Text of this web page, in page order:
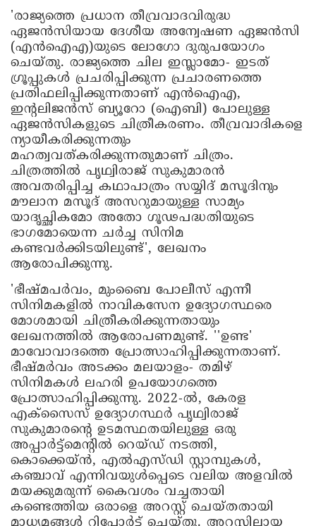
'രാജ്യത്തെ പ്രധാന തീവ്രവാദവിരുദ്ധ
ഏജന്‍സിയായ ദേശീയ അന്വേഷണ ഏജന്‍സി
(എന്‍ഐഎ)യുടെ ലോഗോ ദുരുപയോഗം
ചെയ്തു. രാജ്യത്തെ ചില ഇസ്ലാമോ- ഇടത്
ഗ്രൂപ്പുകള്‍ പ്രചരിപ്പിക്കുന്ന പ്രചാരണത്തെ
പ്രതിഫലിപ്പിക്കുന്നതാണ് എന്‍ഐഎ,
ഇന്റലിജന്‍സ് ബ്യൂറോ (ഐബി) പോലുള്ള
ഏജന്‍സികളുടെ ചിത്രീകരണം. തീവ്രവാദികളെ
ന്യായീകരിക്കുന്നതും
മഹത്വവത്കരിക്കുന്നതുമാണ് ചിത്രം.
ചിത്രത്തില്‍ പൃഥ്വിരാജ് സുകുമാരന്‍
അവതരിപ്പിച്ച കഥാപാത്രം സയ്യിദ് മസൂദിനും
മൗലാന മസൂദ് അസറുമായുള്ള സാമ്യം
യാദൃച്ഛികമോ അതോ ഗൂഢപദ്ധതിയുടെ
ഭാഗമോയെന്ന ചര്‍ച്ച സിനിമ
കണ്ടവര്‍ക്കിടയിലുണ്ട്', ലേഖനം
ആരോപിക്കുന്നു.
'ഭീഷ്മപര്‍വം, മുംബൈ പോലീസ് എന്നീ
സിനിമകളില്‍ നാവികസേന ഉദ്യോഗസ്ഥരെ
മോശമായി ചിത്രീകരിക്കുന്നതായും
ലേഖനത്തില്‍ ആരോപണമുണ്ട്. ''ഉണ്ട'
മാവോവാദത്തെ പ്രോത്സാഹിപ്പിക്കുന്നതാണ്.
ഭീഷ്മര്‍വം അടക്കം മലയാളം- തമിഴ്
സിനിമകള്‍ ലഹരി ഉപയോഗത്തെ
പ്രോത്സാഹിപ്പിക്കുന്നു. 2022-ല്‍, കേരള
എക്‌സൈസ് ഉദ്യോഗസ്ഥര്‍ പൃഥ്വിരാജ്
സുകുമാരന്റെ ഉടമസ്ഥതയിലുള്ള ഒരു
അപ്പാര്‍ട്ട്‌മെന്റില്‍ റെയ്ഡ് നടത്തി,
കൊക്കെയ്ന്‍, എല്‍എസ്ഡി സ്റ്റാമ്പുകള്‍,
കഞ്ചാവ് എന്നിവയുള്‍പ്പെടെ വലിയ അളവില്‍
മയക്കുമരുന്ന് കൈവശം വച്ചതായി
കണ്ടെത്തിയ ഒരാളെ അറസ്റ്റ് ചെയ്തതായി